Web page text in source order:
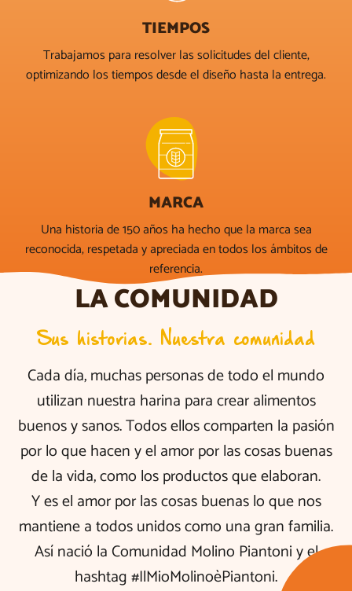
TIEMPOS
Trabajamos para resolver las solicitudes del cliente,
optimizando los tiempos desde el diseño hasta la entrega.
MARCA
Una historia de 150 años ha hecho que la marca sea
reconocida, respetada y apreciada en todos los ámbitos de
referencia.
LA COMUNIDAD
Sus historias. Nuestra comunidad
Cada día, muchas personas de todo el mundo
utilizan nuestra harina para crear alimentos
buenos y sanos. Todos ellos comparten la pasión
por lo que hacen y el amor por las cosas buenas
de la vida, como los productos que elaboran.
Y es el amor por las cosas buenas lo que nos
mantiene a todos unidos como una gran familia.
Así nació la Comunidad Molino Piantoni y el
hashtag #IlMioMolinoèPiantoni.